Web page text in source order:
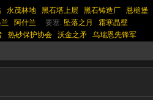
永茂林地 黑石塔上层 黑石铸造厂
悬槌堡
阿什兰 要塞: 坠落之月
霜寒晶壁
热砂保护协会 沃金之矛 乌瑞恩先锋军